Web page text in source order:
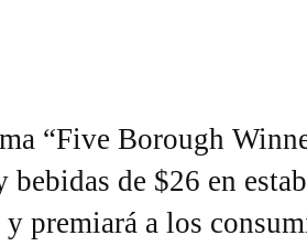
“Five Borough
bebidas de $26 en
y premiará a los